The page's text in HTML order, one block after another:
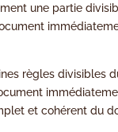
une partie
règles divisibles
et cohérent du